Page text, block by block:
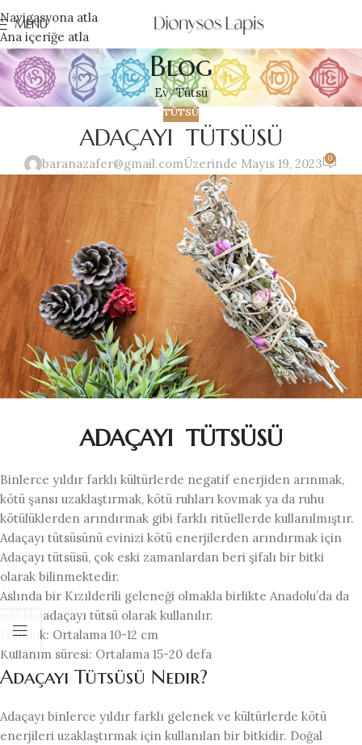
Navigasyona atla
Ana içeriğe atla
MENÜ
Blog
Ev Tütsü
TÜTSÜ
ADAÇAYI TÜTSÜSÜ
baranazafer@gmail.comÜzerinde Mayıs 19, 2023 0
ADAÇAYI TÜTSÜSÜ
Binlerce yıldır farklı kültürlerde negatif enerjiden arınmak,
kötü şansı uzaklaştırmak, kötü ruhları kovmak ya da ruhu
kötülüklerden arındırmak gibi farklı ritüellerde kullanılmıştır.
Adaçayı tütsüsünü evinizi kötü enerjilerden arındırmak için
Adaçayı tütsüsü, çok eski zamanlardan beri şifalı bir bitki
olarak bilinmektedir.
Aslında bir Kızılderili geleneği olmakla birlikte Anadolu’da da
sıklıkla adaçayı tütsü olarak kullanılır.
Uzunluk: Ortalama 10-12 cm
Kullanım süresi: Ortalama 15-20 defa
Adaçayı Tütsüsü Nedir?
Adaçayı binlerce yıldır farklı gelenek ve kültürlerde kötü
enerjileri uzaklaştırmak için kullanılan bir bitkidir. Doğal